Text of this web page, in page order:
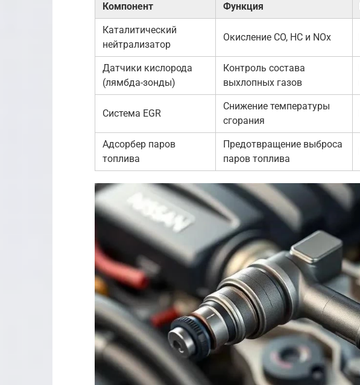
Компонент Функция
Каталитический
нейтрализатор
Окисление CO, HC и NOx
Датчики кислорода
(лямбда-зонды)
Контроль состава
выхлопных газов
Система EGR
Снижение температуры
сгорания
Адсорбер паров
топлива
Предотвращение выброса
паров топлива